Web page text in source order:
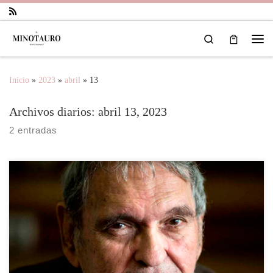
Saltar al contenido
Search
Inicio » 2023 » abril » 13
Archivos diarios: abril 13, 2023
2 entradas
Rafael Cadenas, poeta, y catedrático venezolano nacido en
Barquisimeto, en el año (1930) fue galardonado el 10 de noviembre de
2022 con el premio Cervantes de Literatura, convirtiéndose en el
primer venezolano en ganar este premio que otorga el Ministerio de
Cultura de España. "Cadenas tiene «la trascendencia de un creador
que […]